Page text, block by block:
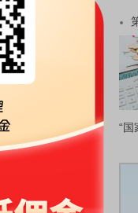
政策的变化，
出：“我认为现
于正常现象，
大部分释放完
保持韧性，未
“国